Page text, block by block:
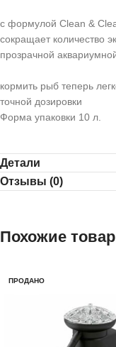
с формулой Clean &
сокращает количество
прозрачной
кормить рыб теперь
точной дозировки
Форма упаковки 10 л.
Детали
Отзывы (0)
Похожие
ПРОДАНО